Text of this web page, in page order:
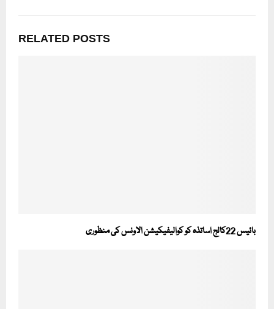
RELATED POSTS
بائیس 22کالج اساتذہ کو کوالیفیکیشن الاونس کی منظوری